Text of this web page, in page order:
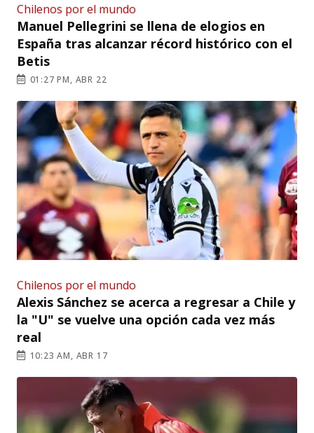
Chilenos por el mundo
Manuel Pellegrini se llena de elogios en
España tras alcanzar récord histórico con el
Betis
01:27 PM, ABR 22
Chilenos por el mundo
Alexis Sánchez se acerca a regresar a Chile y
la "U" se vuelve una opción cada vez más
real
10:23 AM, ABR 17